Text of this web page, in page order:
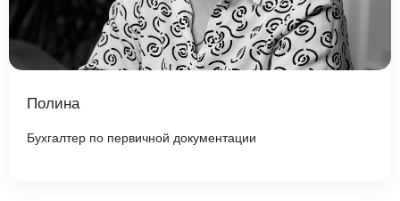
Полина
Бухгалтер по первичной документации